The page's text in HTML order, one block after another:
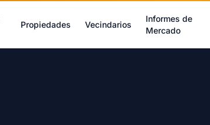
Propiedades Vecindarios
Informes de
Mercado